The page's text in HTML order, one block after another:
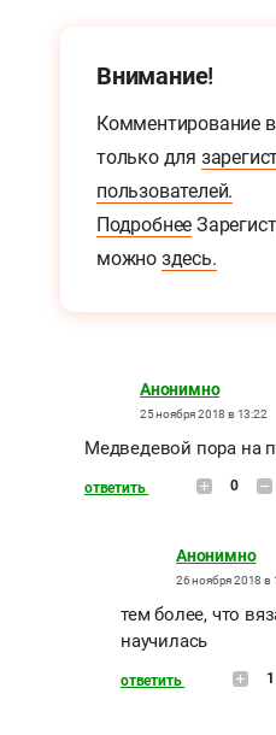
Внимание!
Комментирование
только для
пользователей.
Подробнее
можно здесь.
Анонимно
25 ноября 2018 в 13:22
Медведевой пора на
ответить 0
Анонимно
26 ноября 2018 в
тем более, что
научилась
ответить 1